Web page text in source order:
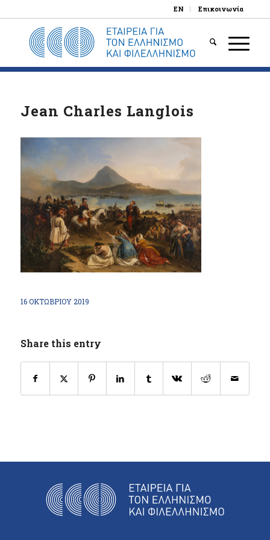
EN Επικοινωνία
Jean Charles Langlois
16 ΟΚΤΩΒΡΊΟΥ 2019
Share this entry